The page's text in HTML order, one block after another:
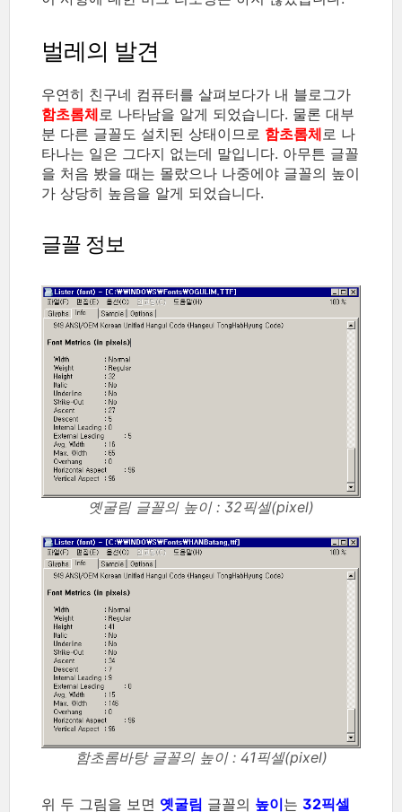
벌레의 발견
우연히 친구네 컴퓨터를 살펴보다가 내 블로그가
함초롬체 로 나타남을 알게 되었습니다. 물론 대부
분 다른 글꼴도 설치된 상태이므로 함초롬체 로 나
타나는 일은 그다지 없는데 말입니다. 아무튼 글꼴
을 처음 봤을 때는 몰랐으나 나중에야 글꼴의 높이
가 상당히 높음을 알게 되었습니다.
글꼴 정보
옛굴림 글꼴의 높이 : 32픽셀(pixel)
함초롬바탕 글꼴의 높이 : 41픽셀(pixel)
위 두 그림을 보면 옛굴림 글꼴의 높이는 32픽셀